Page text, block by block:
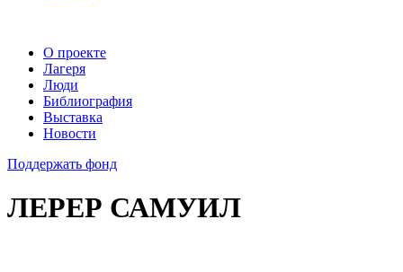
О проекте
Лагеря
Люди
Библиография
Выставка
Новости
Поддержать фонд
ЛЕРЕР САМУИЛ